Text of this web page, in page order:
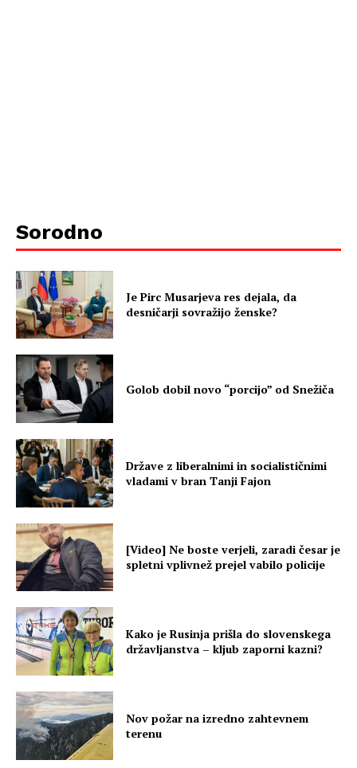
Sorodno
Je Pirc Musarjeva res dejala, da
desničarji sovražijo ženske?
Golob dobil novo “porcijo” od Snežiča
Države z liberalnimi in socialističnimi
vladami v bran Tanji Fajon
[Video] Ne boste verjeli, zaradi česar je
spletni vplivnež prejel vabilo policije
Kako je Rusinja prišla do slovenskega
državljanstva – kljub zaporni kazni?
Nov požar na izredno zahtevnem
terenu